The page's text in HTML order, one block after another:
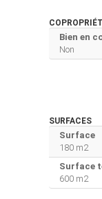
Bien en
Non
SURFACES
Surface
180 m2
Surface
600 m2